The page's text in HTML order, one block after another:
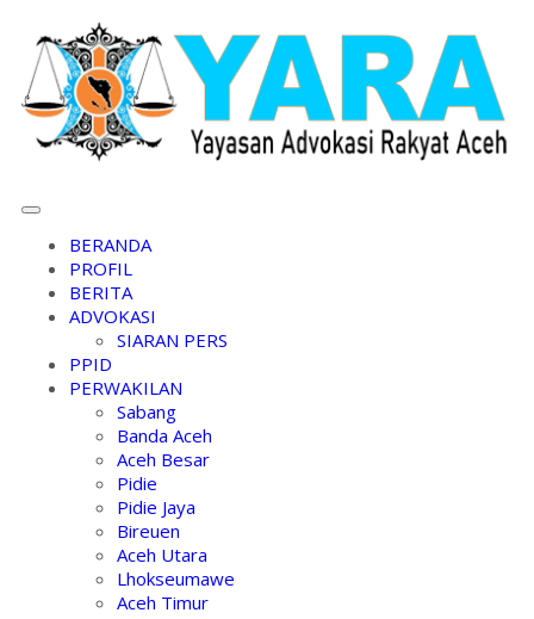
BERANDA
PROFIL
BERITA
ADVOKASI
SIARAN PERS
PPID
PERWAKILAN
Sabang
Banda Aceh
Aceh Besar
Pidie
Pidie Jaya
Bireuen
Aceh Utara
Lhokseumawe
Aceh Timur